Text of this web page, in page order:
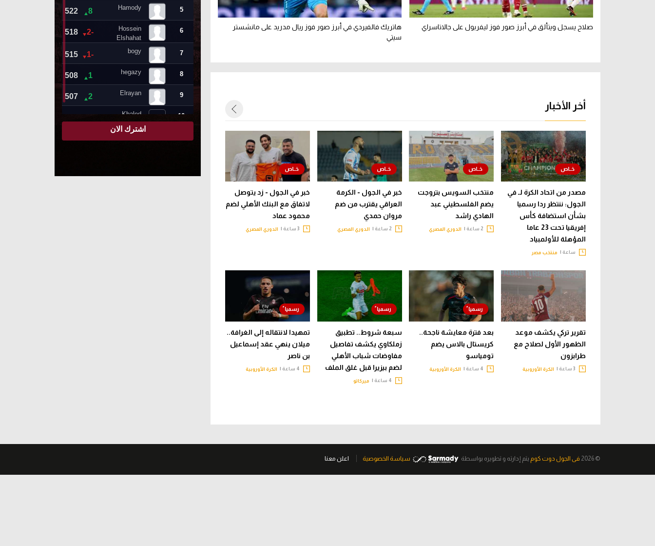
صلاح يسجل ويتألق في أبرز صور فوز ليفربول على جالاتاسراي
هاتريك فالفيردي في أبرز صور فوز ريال مدريد على مانشستر
سيتي
أخر الأخبار
مصدر من اتحاد الكرة لـ في
الجول: ننتظر ردا رسميا
بشأن استضافة كأس
إفريقيا تحت 23 عاما
المؤهلة للأولمبياد
ساعة | منتخب مصر
منتخب السويس بتروجت
يضم الفلسطيني عبد
الهادي راشد
الدوري المصري
خبر في الجول - الكرمة
العراقي يقترب من ضم
مروان حمدي
الدوري المصري
خبر في الجول - زد يتوصل
لاتفاق مع البنك الأهلي لضم
محمود عماد
الدوري المصري
تقرير تركي يكشف موعد
الظهور الأول لصلاح مع
طرابزون
الكرة الأوروبية
بعد فترة معايشة ناجحة..
كريستال بالاس يضم
تومياسو
الكرة الأوروبية
سبعة شروط.. تطبيق
زملكاوي يكشف تفاصيل
مفاوضات شباب الأهلي
لضم بيزيرا قبل غلق الملف
ميركاتو
تمهيدا لانتقاله إلى الغرافة..
ميلان ينهي عقد إسماعيل
بن ناصر
الكرة الأوروبية
© 2026 فى الجول دوت كوم يتم إدارته و تطويره بواسطة سياسة الخصوصية اعلن معنا